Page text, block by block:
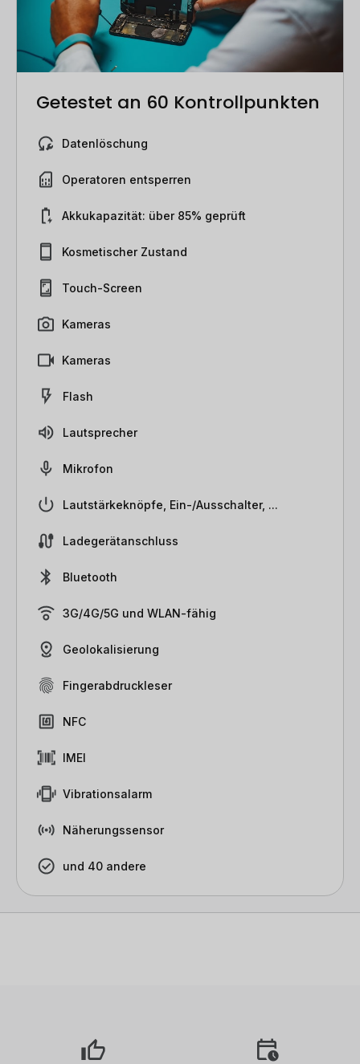
Getestet an 60 Kontrollpunkten
Datenlöschung
Operatoren entsperren
Akkukapazität: über 85% geprüft
Kosmetischer Zustand
Touch-Screen
Kameras
Kameras
Flash
Lautsprecher
Mikrofon
Lautstärkeknöpfe, Ein-/Ausschalter, ...
Ladegerätanschluss
Bluetooth
3G/4G/5G und WLAN-fähig
Geolokalisierung
Fingerabdruckleser
NFC
IMEI
Vibrationsalarm
Näherungssensor
und 40 andere